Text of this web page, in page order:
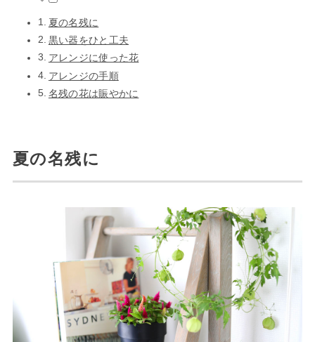
夏の名残に
黒い器をひと工夫
アレンジに使った花
アレンジの手順
名残の花は賑やかに
夏の名残に